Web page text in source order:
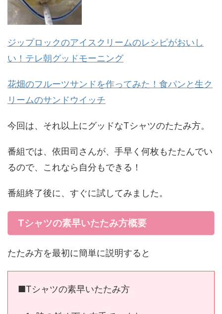
ジップロックのアイスクリームのレシピがおいし
い！テレ朝グッドモーニング
花畑のフルーツサンドを作ってみた！食パンと生ク
リームのサンドウイッチ
今回は、それ以上にグッドなTシャツのたたみ方。
番組では、依田司さんが、手早く何枚もたたんでい
るので、これなら自分もできる！
番組終了後に、すぐに試してみました。
Tシャツの素早いたたみ方概要
たたみ方を最初に簡単に説明すると
■Tシャツの素早いたたみ方